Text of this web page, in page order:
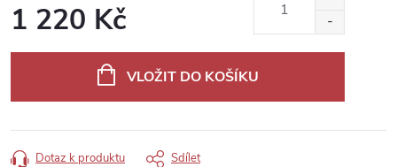
1 220 Kč
VLOŽIT DO KOŠÍKU
Dotaz k produktu Sdílet